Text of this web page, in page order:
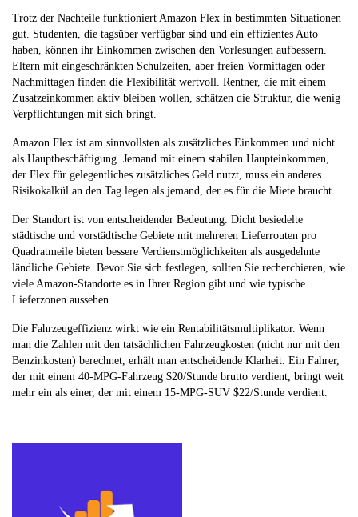
Trotz der Nachteile funktioniert Amazon Flex in bestimmten Situationen
gut. Studenten, die tagsüber verfügbar sind und ein effizientes Auto
haben, können ihr Einkommen zwischen den Vorlesungen aufbessern.
Eltern mit eingeschränkten Schulzeiten, aber freien Vormittagen oder
Nachmittagen finden die Flexibilität wertvoll. Rentner, die mit einem
Zusatzeinkommen aktiv bleiben wollen, schätzen die Struktur, die wenig
Verpflichtungen mit sich bringt.
Amazon Flex ist am sinnvollsten als zusätzliches Einkommen und nicht
als Hauptbeschäftigung. Jemand mit einem stabilen Haupteinkommen,
der Flex für gelegentliches zusätzliches Geld nutzt, muss ein anderes
Risikokalkül an den Tag legen als jemand, der es für die Miete braucht.
Der Standort ist von entscheidender Bedeutung. Dicht besiedelte
städtische und vorstädtische Gebiete mit mehreren Lieferrouten pro
Quadratmeile bieten bessere Verdienstmöglichkeiten als ausgedehnte
ländliche Gebiete. Bevor Sie sich festlegen, sollten Sie recherchieren, wie
viele Amazon-Standorte es in Ihrer Region gibt und wie typische
Lieferzonen aussehen.
Die Fahrzeugeffizienz wirkt wie ein Rentabilitätsmultiplikator. Wenn
man die Zahlen mit den tatsächlichen Fahrzeugkosten (nicht nur mit den
Benzinkosten) berechnet, erhält man entscheidende Klarheit. Ein Fahrer,
der mit einem 40-MPG-Fahrzeug $20/Stunde brutto verdient, bringt weit
mehr ein als einer, der mit einem 15-MPG-SUV $22/Stunde verdient.